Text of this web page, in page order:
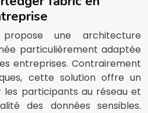
une architecture
particulièrement adaptée
entreprises. Contrairement
cette solution offre un
participants au réseau et
des données sensibles.